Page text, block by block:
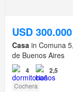
USD 300.000
Casa in Comuna
de Buenos Aires
4 2,5
Cochera